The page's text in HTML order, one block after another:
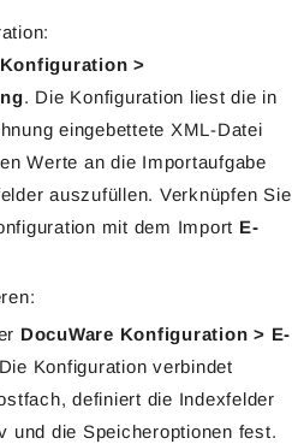
>
. Die Konfiguration liest die in
eingebettete XML-Datei
Werte an die Importaufgabe
auszufüllen. Verknüpfen Sie
mit dem Import E-
DocuWare Konfiguration > E-
Konfiguration verbindet
definiert die Indexfelder
und die Speicheroptionen fest.